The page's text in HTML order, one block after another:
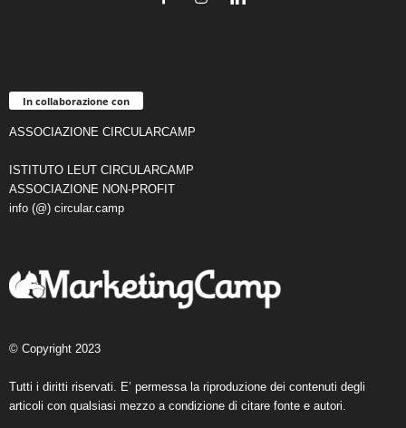
In collaborazione con
ASSOCIAZIONE CIRCULARCAMP
ISTITUTO LEUT CIRCULARCAMP
ASSOCIAZIONE NON-PROFIT
info (@) circular.camp
© Copyright 2023
Tutti i diritti riservati. E’ permessa la riproduzione dei contenuti degli
articoli con qualsiasi mezzo a condizione di citare fonte e autori.